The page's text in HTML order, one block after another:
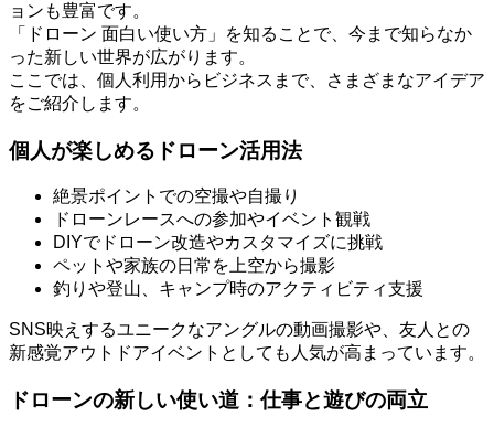
ョンも豊富です。
「ドローン 面白い使い方」を知ることで、今まで知らなか
った新しい世界が広がります。
ここでは、個人利用からビジネスまで、さまざまなアイデア
をご紹介します。
個人が楽しめるドローン活用法
絶景ポイントでの空撮や自撮り
ドローンレースへの参加やイベント観戦
DIYでドローン改造やカスタマイズに挑戦
ペットや家族の日常を上空から撮影
釣りや登山、キャンプ時のアクティビティ支援
SNS映えするユニークなアングルの動画撮影や、友人との
新感覚アウトドアイベントとしても人気が高まっています。
ドローンの新しい使い道：仕事と遊びの両立